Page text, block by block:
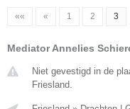
«« « 1 2 3
Mediator Annelies
Niet gevestigd in de
Friesland.